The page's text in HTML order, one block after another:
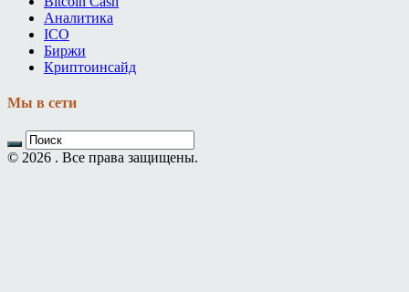
Аналитика
ICO
Биржи
Криптоинсайд
Мы в сети
© 2026 . Все права защищены.